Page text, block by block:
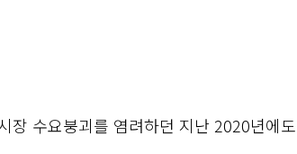
장 수요붕괴를 염려하던 지난 2020년에